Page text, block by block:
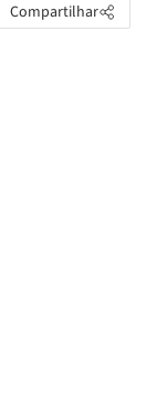
Compartilhar